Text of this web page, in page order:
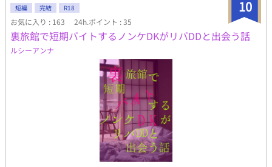
た熱い記憶がフラッシュバックする。韮川の息が乱れ、「もっと
深く押せよ」と囁く。隣のブースから松谷の「んっ、そこいい
よ」という声が漏れ、坂口のサポートが入る中、空気が熱を帯び
る。ローションのぬるぬるとした感触が肌を滑り、肩から背中、
腰へ。短パンの裾を掠め、内ももの膨らみに触れると、韮川の体
がビクッと反応。坂口の提案で「スペシャル前立腺ケア」が始ま
り、全裸の韮川の太い陰茎が露わになる。佑司の指がアナルに沈
み、前立腺を押す感触に、韮川の16cmの陰茎が脈打つ。「佑司、
そこだ……ヤバいぞ」と喘ぎ、坂口の唇がそれを包む。隣のブー
スでも部内一の巨根の持ち主・高瀬の手技が松谷を刺激し、喘ぎ
が重なる。順番待ちの客の声が廊下から聞こえる中、グチュグチ
ュの水音がスリルを煽る。エスカレートは止まらず、全員が全裸
に。佑司の色白の体が陽光に晒され、12cmの陰茎が硬くなる中、
韮川の舌が佑司の乳首を這い、熱いキスが交わされる。15cmの上
10
短編 完結 R18
お気に入り : 163 24h.ポイント : 35
裏旅館で短期バイトするノンケDKがリバDDと出会う話
ルシーアンナ